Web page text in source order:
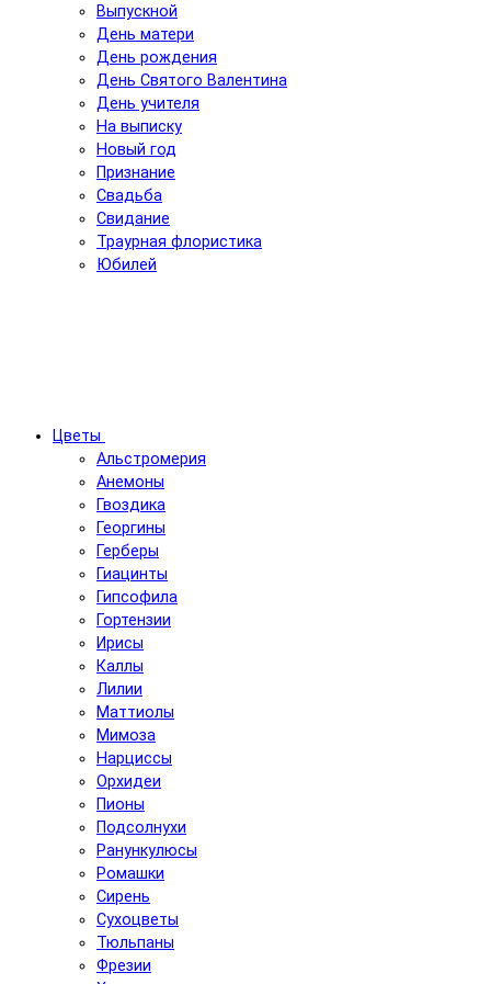
Выпускной
День матери
День рождения
День Святого Валентина
День учителя
На выписку
Новый год
Признание
Свадьба
Свидание
Траурная флористика
Юбилей
Цветы
Альстромерия
Анемоны
Гвоздика
Георгины
Герберы
Гиацинты
Гипсофила
Гортензии
Ирисы
Каллы
Лилии
Маттиолы
Мимоза
Нарциссы
Орхидеи
Пионы
Подсолнухи
Ранункулюсы
Ромашки
Сирень
Сухоцветы
Тюльпаны
Фрезии